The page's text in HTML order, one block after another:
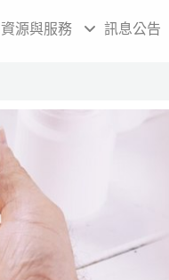
資源與服務 訊息公告